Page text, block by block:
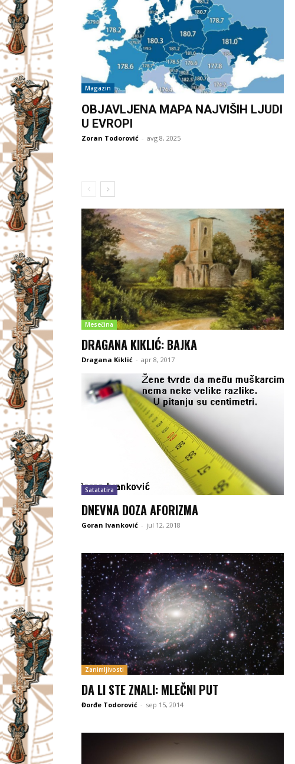
Magazin
OBJAVLJENA MAPA NAJVIŠIH LJUDI
U EVROPI
Zoran Todorović - avg 8, 2025
Mesečina
DRAGANA KIKLIĆ: BAJKA
Dragana Kiklić - apr 8, 2017
Satatatira
DNEVNA DOZA AFORIZMA
Goran Ivanković - jul 12, 2018
Zanimljivosti
DA LI STE ZNALI: MLEČNI PUT
Đorđe Todorović - sep 15, 2014